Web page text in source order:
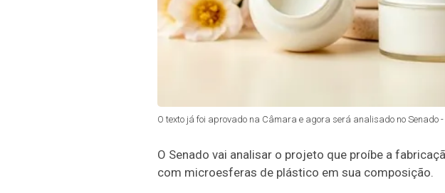
O texto já foi aprovado na Câmara e agora será analisado no Senado -
O Senado vai analisar o projeto que proíbe a
com microesferas de plástico em sua composição.